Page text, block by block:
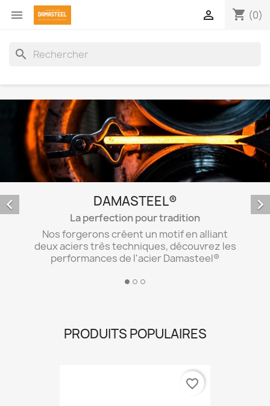
 shopping_cart (0)

search
DAMASTEEL®
La perfection pour tradition
Nos forgerons créent un motif en alliant
deux aciers très techniques, découvrez les
performances de l'acier Damasteel®
 
PRODUITS POPULAIRES
favorite_border